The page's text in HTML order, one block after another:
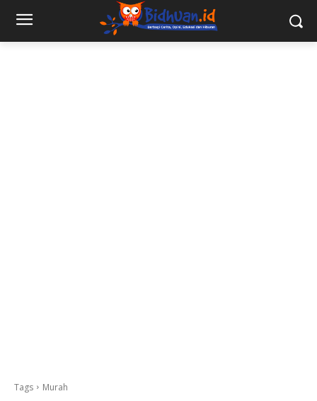
Tags Murah